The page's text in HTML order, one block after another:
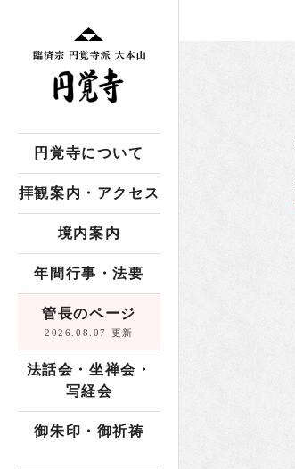
円覚寺について
拝観案内・アクセス
境内案内
年間行事・法要
管長のページ
2026.08.07 更新
法話会・坐禅会・
写経会
御朱印・御祈祷